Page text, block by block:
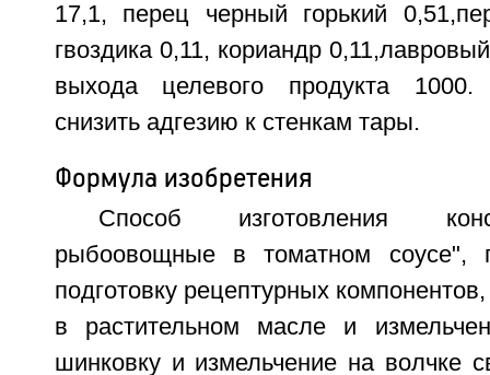
17,1, перец черный горький
гвоздика 0,11, кориандр
выхода целевого продукта 1000.
снизить адгезию к стенкам тары.
Формула изобретения
Способ изготовления
рыбоовощные в томатном соусе",
подготовку рецептурных
в растительном масле и
шинковку и измельчение на волчке